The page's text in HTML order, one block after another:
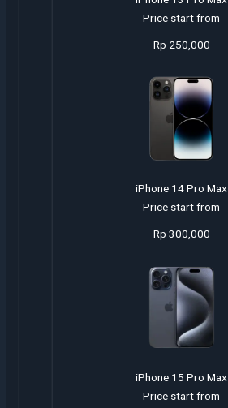
Price start from
Rp 250,000
iPhone 14 Pro Max
Price start from
Rp 300,000
iPhone 15 Pro Max
Price start from